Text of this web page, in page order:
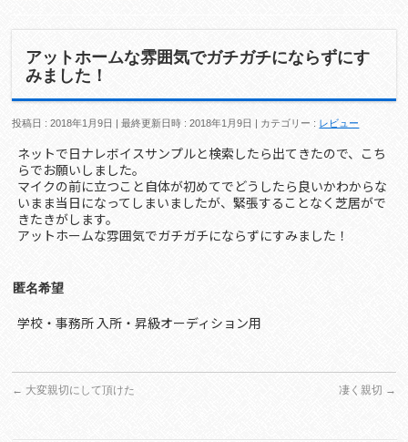
アットホームな雰囲気でガチガチにならずにす
みました！
投稿日 : 2018年1月9日 最終更新日時 : 2018年1月9日 カテゴリー : レビュー
ネットで日ナレボイスサンプルと検索したら出てきたので、こち
らでお願いしました。
マイクの前に立つこと自体が初めてでどうしたら良いかわからな
いまま当日になってしまいましたが、緊張することなく芝居がで
きたきがします。
アットホームな雰囲気でガチガチにならずにすみました！
匿名希望
学校・事務所 入所・昇級オーディション用
← 大変親切にして頂けた 凄く親切 →